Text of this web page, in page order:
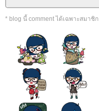
* blog นี้ comment ได้เฉพาะสมาชิก